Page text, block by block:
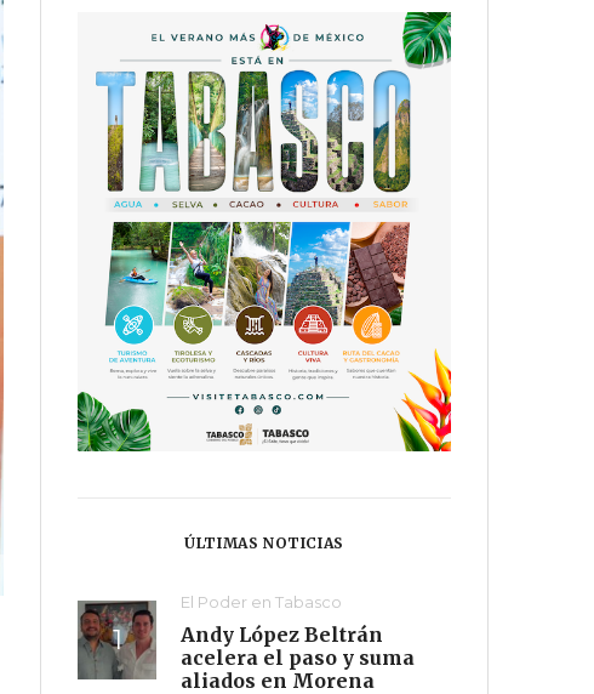
ÚLTIMAS NOTICIAS
El Poder en Tabasco
Andy López Beltrán
acelera el paso y suma
aliados en Morena